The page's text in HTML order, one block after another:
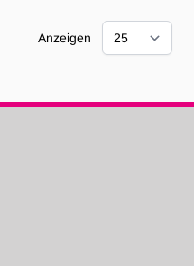
Anzeigen